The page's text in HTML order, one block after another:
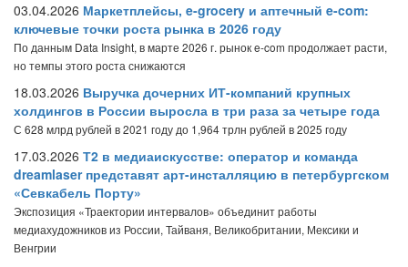
03.04.2026 Маркетплейсы, e-grocery и аптечный e-com:
ключевые точки роста рынка в 2026 году
По данным Data Insight, в марте 2026 г. рынок e-com продолжает расти,
но темпы этого роста снижаются
18.03.2026 Выручка дочерних ИТ-компаний крупных
холдингов в России выросла в три раза за четыре года
С 628 млрд рублей в 2021 году до 1,964 трлн рублей в 2025 году
17.03.2026 Т2 в медиаискусстве: оператор и команда
dreamlaser представят арт-инсталляцию в петербургском
«Севкабель Порту»
Экспозиция «Траектории интервалов» объединит работы
медиахудожников из России, Тайваня, Великобритании, Мексики и
Венгрии